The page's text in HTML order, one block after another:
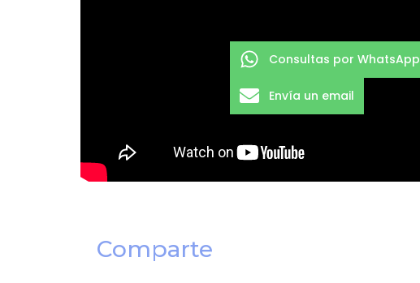
Comparte
Consultas por WhatsApp
Envía un email